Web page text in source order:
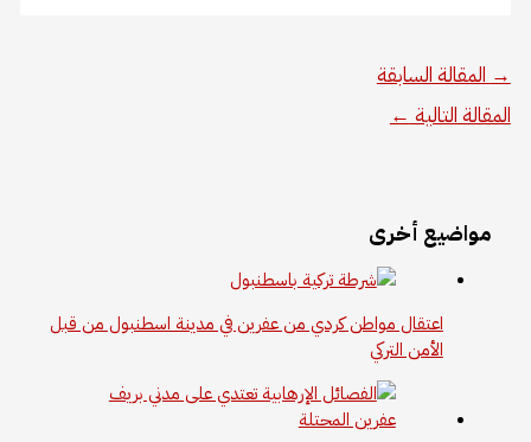
→ المقالة السابقة
المقالة التالية ←
مواضيع أخرى
اعتقال مواطن كردي من عفرين في مدينة اسطنبول من قبل
الأمن التركي